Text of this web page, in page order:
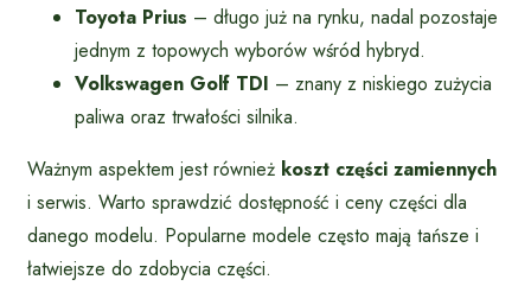
Toyota Prius – długo już na rynku, nadal pozostaje
jednym z topowych wyborów wśród hybryd.
Volkswagen Golf TDI – znany z niskiego zużycia
paliwa oraz trwałości silnika.
Ważnym aspektem jest również koszt części zamiennych
i serwis. Warto sprawdzić dostępność i ceny części dla
danego modelu. Popularne modele często mają tańsze i
łatwiejsze do zdobycia części.